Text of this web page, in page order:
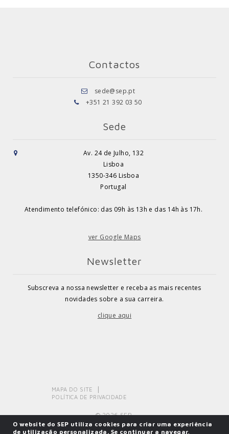
Contactos
sede@sep.pt
+351 21 392 03 50
Sede
Av. 24 de Julho, 132
Lisboa
1350-346 Lisboa
Portugal
Atendimento telefónico: das 09h às 13h e das 14h às 17h.
ver Google Maps
Newsletter
Subscreva a nossa newsletter e receba as mais recentes
novidades sobre a sua carreira.
clique aqui
MAPA DO SITE
POLÍTICA DE PRIVACIDADE
© 2026 SEP.
O website do SEP utiliza cookies para criar uma experiência
de utilização personalizada. Se continuar a navegar,